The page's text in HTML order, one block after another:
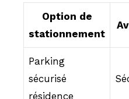
Option de
stationnement
Parking
sécurisé
résidence